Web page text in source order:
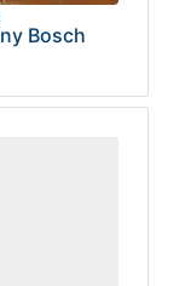
Bosch